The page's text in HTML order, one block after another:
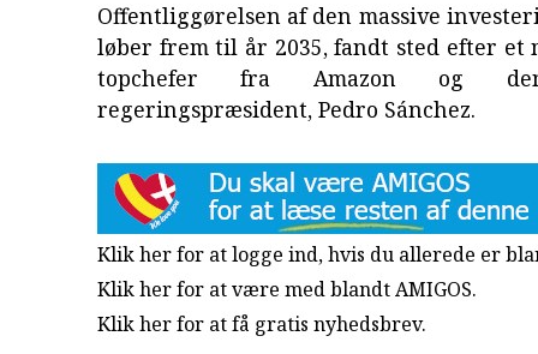
Offentliggørelsen af den massive
løber frem til år 2035, fandt sted efter et
topchefer fra Amazon og
regeringspræsident, Pedro Sánchez.
Klik her for at logge ind, hvis du allerede er
Klik her for at være med blandt AMIGOS.
Klik her for at få gratis nyhedsbrev.